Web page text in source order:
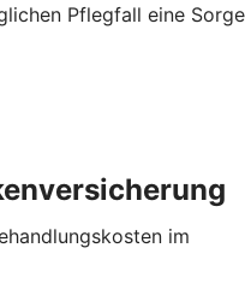
Pflegfall eine Sorge
im